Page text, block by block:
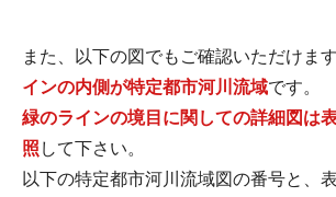
また、以下の図でもご確認いただけます
インの内側が特定都市河川流域です。
緑のラインの境目に関しての詳細図は
照 して下さい。
以下の特定都市河川流域図の番号と、